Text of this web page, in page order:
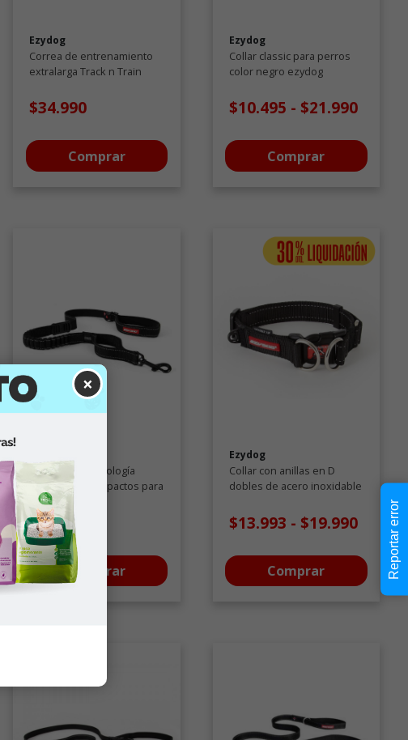
×
Ezydog
Correa de entrenamiento
extralarga Track n Train
$34.990
Comprar
Ezydog
Collar classic para perros
color negro ezydog
$10.495 - $21.990
Comprar
Correa con tecnología
absorción de impactos para
perros
$33.990
Comprar
Ezydog
Collar con anillas en D
dobles de acero inoxidable
$13.993 - $19.990
Comprar Reportar error